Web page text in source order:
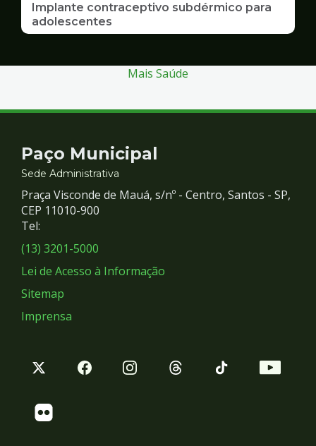
Implante contraceptivo subdérmico para
adolescentes
Mais Saúde
Contato
e
Redes
Sociais
Paço Municipal
Sede Administrativa
Praça Visconde de Mauá, s/nº - Centro, Santos - SP,
CEP 11010-900
Tel:
(13) 3201-5000
Lei de Acesso à Informação
Sitemap
Imprensa